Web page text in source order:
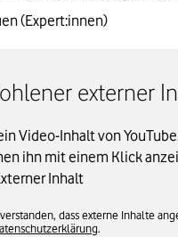
(Expert:innen)
externer
Video-Inhalt von
ihn mit einem Klick
Inhalt
dass externe Inhalte
.